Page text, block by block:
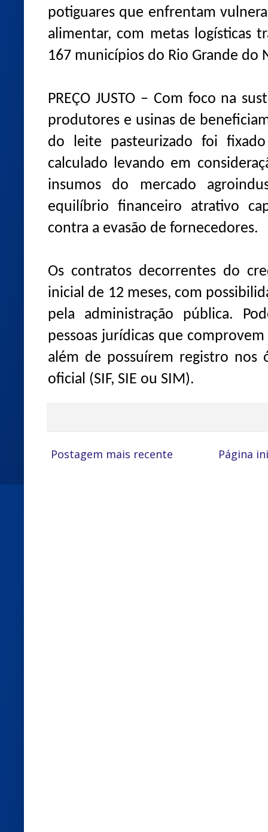
potiguares que enfrentam
alimentar, com metas logísticas
167 municípios do Rio Grande do
PREÇO JUSTO – Com foco na
produtores e usinas de
do leite pasteurizado foi
calculado levando em
insumos do mercado
equilíbrio financeiro atrativo
contra a evasão de fornecedores.
Os contratos decorrentes do
inicial de 12 meses, com
pela administração pública.
pessoas jurídicas que
além de possuírem registro nos
oficial (SIF, SIE ou SIM).
Postagem mais recente Página